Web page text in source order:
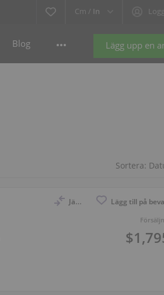
Cm / In
Lägg upp en
Blog
Sortera:
Jämför Lägg till på